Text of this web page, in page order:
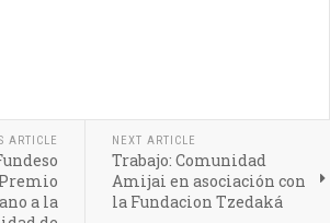
ARTICLE
a la
NEXT ARTICLE
Trabajo: Comunidad
Amijai en asociación con
la Fundacion Tzedaká